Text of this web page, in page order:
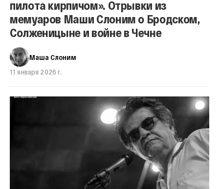
пилота кирпичом». Отрывки из
мемуаров Маши Слоним о Бродском,
Солженицыне и войне в Чечне
Маша Слоним
11 января 2026 г.